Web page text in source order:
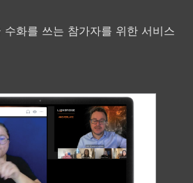
수화를 쓰는 참가자를 위한 서비스